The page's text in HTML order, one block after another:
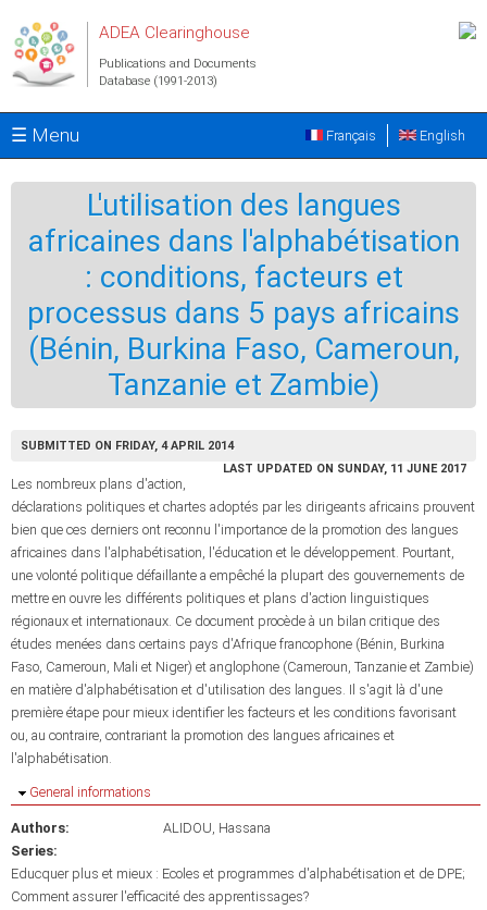
ADEA Clearinghouse
Publications and Documents
Database (1991-2013)
☰ Menu English
Français
L'utilisation des langues
africaines dans l'alphabétisation
: conditions, facteurs et
processus dans 5 pays africains
(Bénin, Burkina Faso, Cameroun,
Tanzanie et Zambie)
SUBMITTED ON FRIDAY, 4 APRIL 2014
LAST UPDATED ON SUNDAY, 11 JUNE 2017
Les nombreux plans d'action,
déclarations politiques et chartes adoptés par les dirigeants africains prouvent
bien que ces derniers ont reconnu l'importance de la promotion des langues
africaines dans l'alphabétisation, l'éducation et le développement. Pourtant,
une volonté politique défaillante a empêché la plupart des gouvernements de
mettre en ouvre les différents politiques et plans d'action linguistiques
régionaux et internationaux. Ce document procède à un bilan critique des
études menées dans certains pays d'Afrique francophone (Bénin, Burkina
Faso, Cameroun, Mali et Niger) et anglophone (Cameroun, Tanzanie et Zambie)
en matière d'alphabétisation et d'utilisation des langues. Il s'agit là d'une
première étape pour mieux identifier les facteurs et les conditions favorisant
ou, au contraire, contrariant la promotion des langues africaines et
l'alphabétisation.
Hide
General informations
Authors:
ALIDOU, Hassana
Series:
Educquer plus et mieux : Ecoles et programmes d'alphabétisation et de DPE;
Comment assurer l'efficacité des apprentissages?